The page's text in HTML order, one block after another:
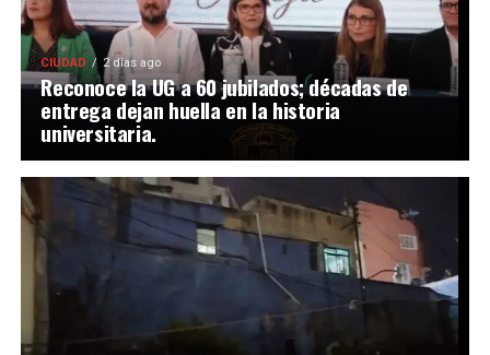
CIUDAD 2 días ago
Reconoce la UG a 60 jubilados; décadas de
entrega dejan huella en la historia
universitaria.